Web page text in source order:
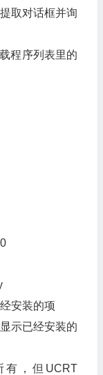
取对话框并询
程序列表里的
安装的项
示已经安装的
，但UCRT